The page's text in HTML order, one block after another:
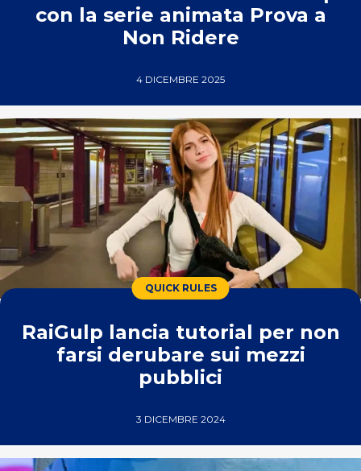
con la serie animata Prova a
Non Ridere
4 DICEMBRE 2025
QUICK RULES
RaiGulp lancia tutorial per non
farsi derubare sui mezzi
pubblici
3 DICEMBRE 2024